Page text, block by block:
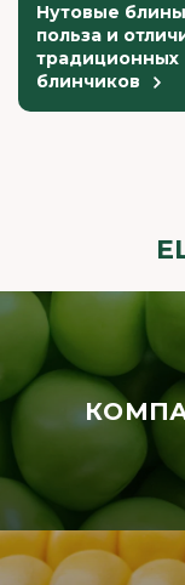
Нутовые
польза и
традиционных
блинчиков